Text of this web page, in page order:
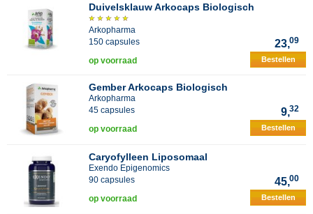
Duivelsklauw Arkocaps Biologisch
Arkopharma
150 capsules
23,09
op voorraad Bestellen
Gember Arkocaps Biologisch
Arkopharma
45 capsules
9,32
op voorraad Bestellen
Caryofylleen Liposomaal
Exendo Epigenomics
90 capsules
45,00
op voorraad Bestellen